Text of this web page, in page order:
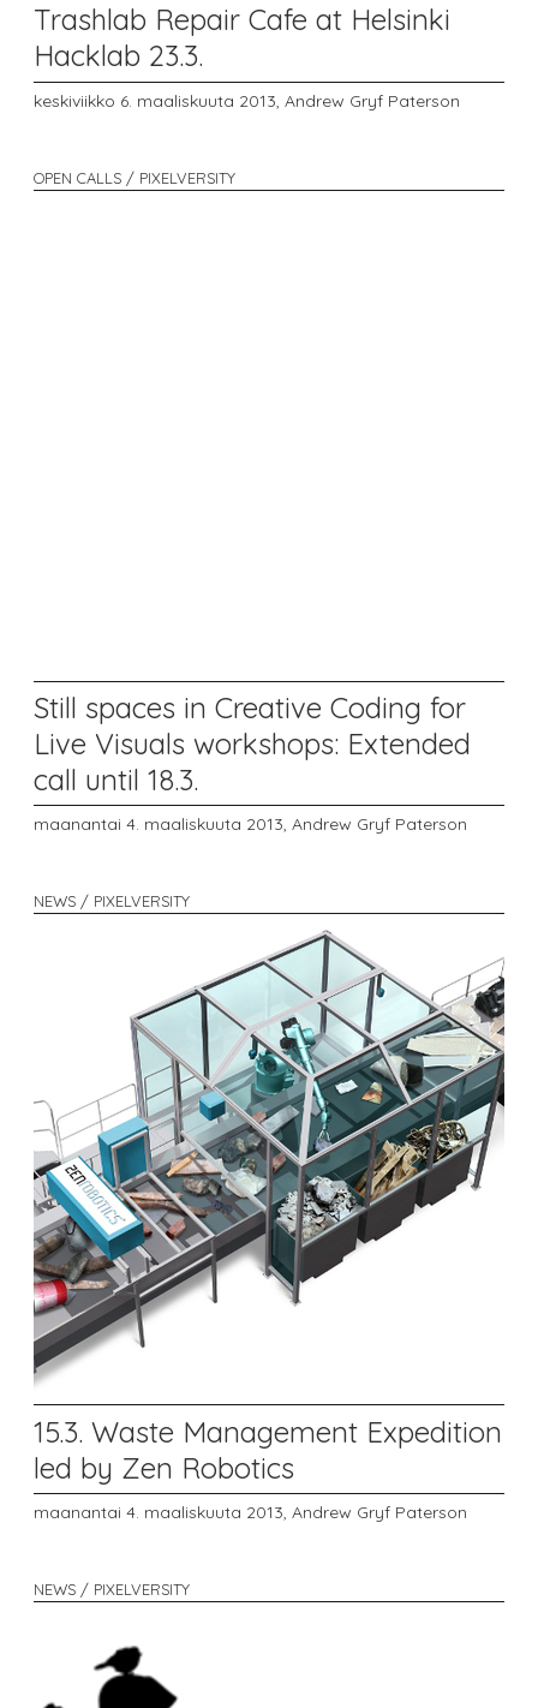
Trashlab Repair Cafe at Helsinki
Hacklab 23.3.
keskiviikko 6. maaliskuuta 2013, Andrew Gryf Paterson
OPEN CALLS / PIXELVERSITY
Still spaces in Creative Coding for
Live Visuals workshops: Extended
call until 18.3.
maanantai 4. maaliskuuta 2013, Andrew Gryf Paterson
NEWS / PIXELVERSITY
15.3. Waste Management Expedition
led by Zen Robotics
maanantai 4. maaliskuuta 2013, Andrew Gryf Paterson
NEWS / PIXELVERSITY